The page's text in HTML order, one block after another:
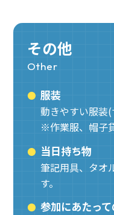
その他
Other
服装
動きやすい服装
※作業服、帽子
当日持ち物
筆記用具、タオ
す。
参加にあたっ